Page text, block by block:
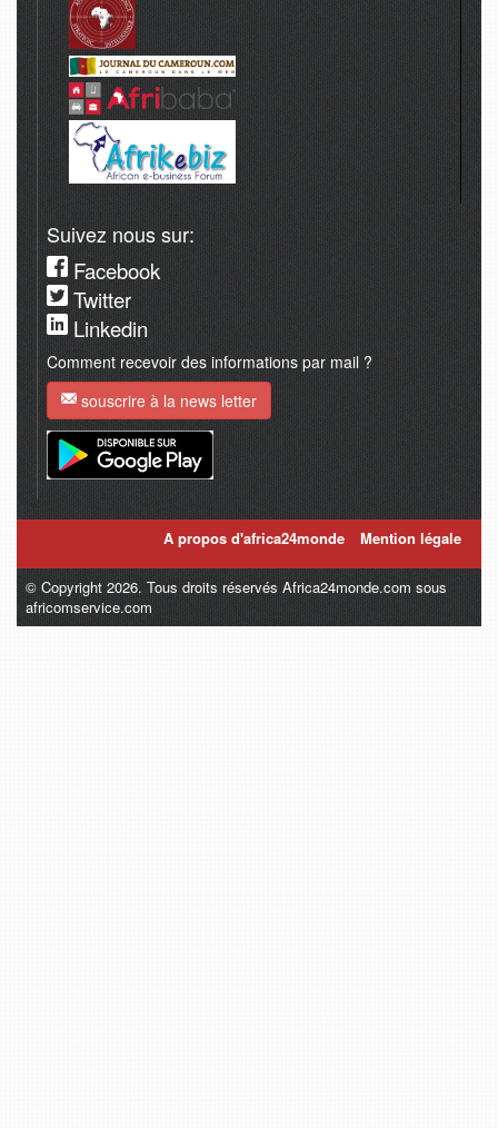
Suivez nous sur:
Facebook
Twitter
Linkedin
Comment recevoir des informations par mail ?
souscrire à la news letter
A propos d'africa24monde Mention légale
© Copyright 2026. Tous droits réservés Africa24monde.com sous
africomservice.com